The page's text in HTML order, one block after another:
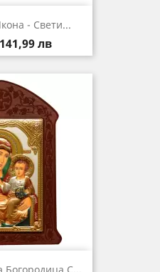
- Свети...
лв